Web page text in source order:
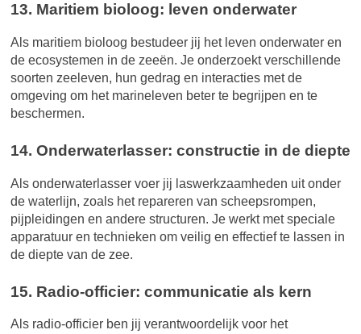
13. Maritiem bioloog: leven onderwater
Als maritiem bioloog bestudeer jij het leven onderwater en
de ecosystemen in de zeeën. Je onderzoekt verschillende
soorten zeeleven, hun gedrag en interacties met de
omgeving om het marineleven beter te begrijpen en te
beschermen.
14. Onderwaterlasser: constructie in de diepte
Als onderwaterlasser voer jij laswerkzaamheden uit onder
de waterlijn, zoals het repareren van scheepsrompen,
pijpleidingen en andere structuren. Je werkt met speciale
apparatuur en technieken om veilig en effectief te lassen in
de diepte van de zee.
15. Radio-officier: communicatie als kern
Als radio-officier ben jij verantwoordelijk voor het